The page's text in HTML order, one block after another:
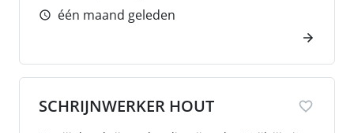
één maand geleden
SCHRIJNWERKER HOUT